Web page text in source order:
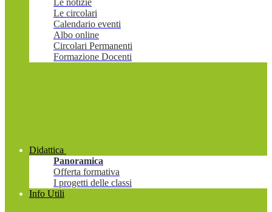
Le notizie
Le circolari
Calendario eventi
Albo online
Circolari Permanenti
Formazione Docenti
Didattica
Panoramica
Offerta formativa
I progetti delle classi
Info Utili